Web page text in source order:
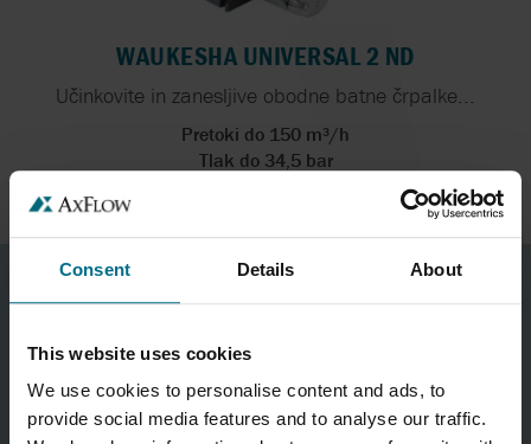
Consent Details About
This website uses cookies
We use cookies to personalise content and ads, to
provide social media features and to analyse our traffic.
WAUKESHA UNIVERSAL 2 ND
Učinkovite in zanesljive obodne batne črpalke...
Pretoki do 150 m³/h
Tlak do 34,5 bar